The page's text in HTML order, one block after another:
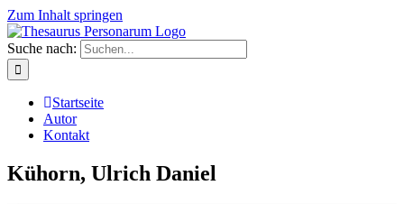
Zum Inhalt springen
Suche nach:
Startseite
Autor
Kontakt
Kühorn, Ulrich Daniel